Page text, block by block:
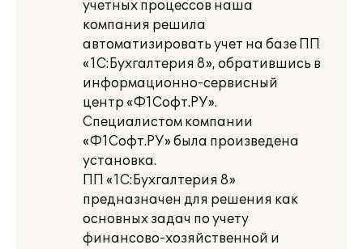
учетных процессов наша
компания решила
автоматизировать учет на базе ПП
«1С:Бухгалтерия 8», обратившись в
информационно-сервисный
центр «Ф1Софт.РУ».
Специалистом компании
«Ф1Софт.РУ» была произведена
установка.
ПП «1С:Бухгалтерия 8»
предназначен для решения как
основных задач по учету
финансово-хозяйственной и